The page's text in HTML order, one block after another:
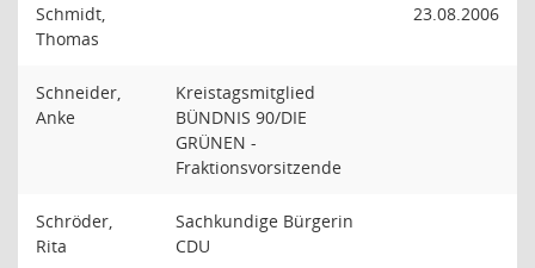
Schmidt,
Thomas
23.08.2006
Schneider,
Anke
Kreistagsmitglied
BÜNDNIS 90/DIE
GRÜNEN -
Fraktionsvorsitzende
Schröder,
Rita
Sachkundige Bürgerin
CDU